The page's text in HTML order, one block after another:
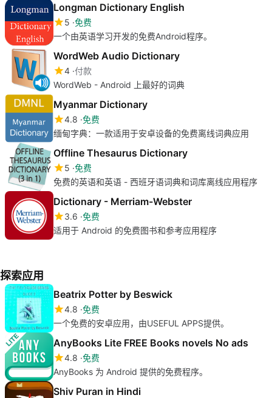
Longman Dictionary English
5 免费
一个由英语学习开发的免费Android程序。
WordWeb Audio Dictionary
4 付款
WordWeb - Android 上最好的词典
Myanmar Dictionary
4.8 免费
缅甸字典：一款适用于安卓设备的免费离线词典应用
Offline Thesaurus Dictionary
5 免费
免费的英语和英语 - 西班牙语词典和词库离线应用程序
Dictionary - Merriam-Webster
3.6 免费
适用于 Android 的免费图书和参考应用程序
探索应用
Beatrix Potter by Beswick
4.8 免费
一个免费的安卓应用，由USEFUL APPS提供。
AnyBooks Lite FREE Books novels No ads
4.8 免费
AnyBooks 为 Android 提供的免费程序。
Shiv Puran in Hindi